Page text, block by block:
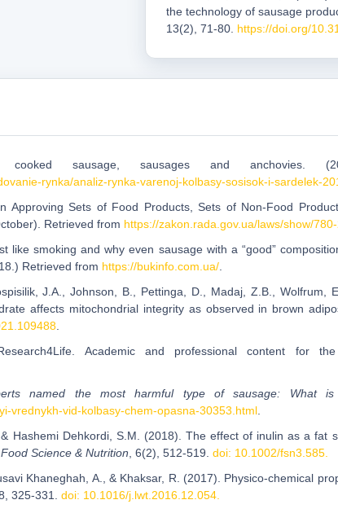
the technology of sausage
13(2), 71-80. https://doi.org/
sausage, sausages and anchovies.
rynka/analiz-rynka-varenoj-kolbasy-sosisok-i-sardelek-
Approving Sets of Food Products, Sets of Non-Food
Retrieved from https://zakon.rada.gov.ua/laws/show/
like smoking and why even sausage with a “good”
Retrieved from https://bukinfo.com.ua/
J.A., Johnson, B., Pettinga, D., Madaj, Z.B., Wolfrum,
affects mitochondrial integrity as observed in brown
Academic and professional content for
named the most harmful type of sausage: What is
vrednykh-vid-kolbasy-chem-opasna-30353.html
Hashemi Dehkordi, S.M. (2018). The effect of inulin as a fat
Food Science & Nutrition , 6(2), 512-519. doi: 10.1002/fsn3.585.
Khaneghah, A., & Khaksar, R. (2017). Physico-chemical
325-331. doi: 10.1016/j.lwt.2016.12.054.